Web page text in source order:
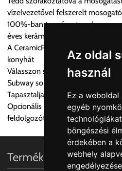
Az oldal
használ
Ez a
egyéb
böngészési
érdekében a
webhely
engedélyezése
a 0.- forintos szállítást, kollégáink
termék adatait, majd
Ingyenes szállítási lehetőség nincs!
Egyes termékek súlyát a program
a központ igazolja vissza.
gondoltnál magasabb értékben
visszaigazolástól számított 24
lemondhatja, vagy kérheti a
módosítását.
KERÁMIA TERMÉKEK
A MEGRENDELŐ KIFEJEZETT
FELELŐSSÉGÉRE LEHETSÉGES!!
vízelvezetővel felszerelt
100%-ban természetes
éves kerámia tapasztalattal
A CeramicPlus könnyen
konyhát
Válasszon színes mosogatót
Subway sorozatból
Tapasztalja meg a Villeroy & Boch
Opcionális kiegészítők:
feldolgozótálcák és vágódeszka
Termékinformációk